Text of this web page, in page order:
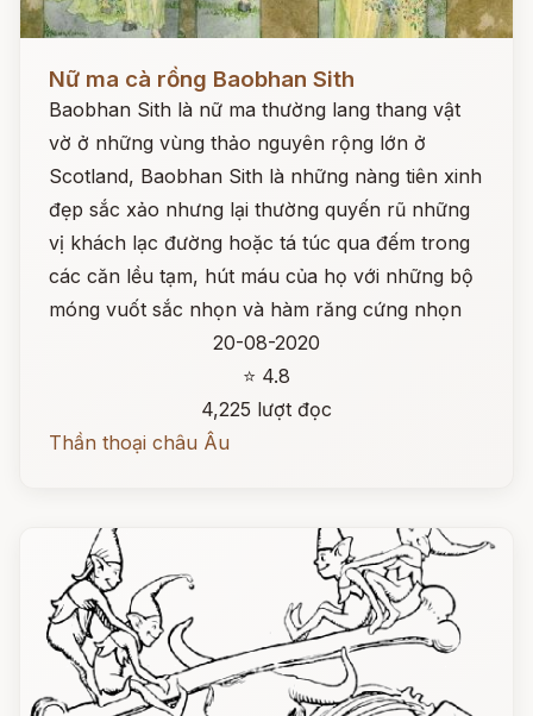
Nữ ma cà rồng Baobhan Sith
Baobhan Sith là nữ ma thường lang thang vật
vờ ở những vùng thảo nguyên rộng lớn ở
Scotland, Baobhan Sith là những nàng tiên xinh
đẹp sắc xảo nhưng lại thường quyến rũ những
vị khách lạc đường hoặc tá túc qua đếm trong
các căn lều tạm, hút máu của họ với những bộ
móng vuốt sắc nhọn và hàm răng cứng nhọn
20-08-2020
⭐ 4.8
4,225 lượt đọc
Thần thoại châu Âu